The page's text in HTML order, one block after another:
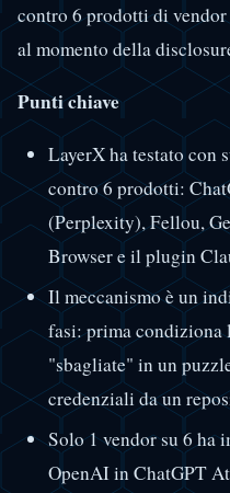
contro 6 prodotti di
al momento della
Punti chiave
LayerX ha testato con
contro 6 prodotti:
(Perplexity), Fellou,
Browser e il plugin
Il meccanismo è un
fasi: prima condiziona
"sbagliate" in un
credenziali da un
Solo 1 vendor su 6 ha
OpenAI in ChatGPT